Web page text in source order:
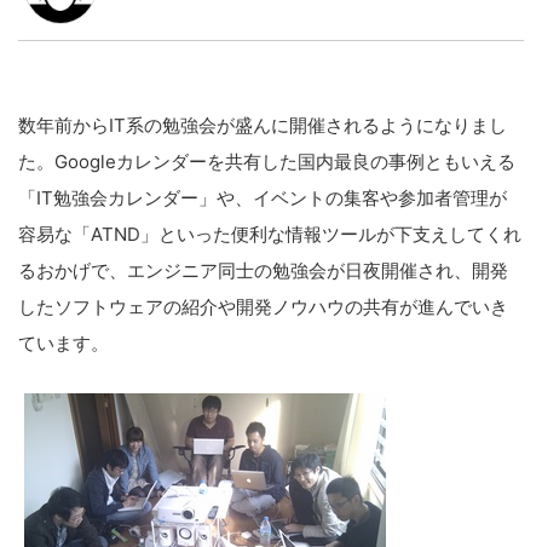
数年前からIT系の勉強会が盛んに開催されるようになりまし
た。Googleカレンダーを共有した国内最良の事例ともいえる
「IT勉強会カレンダー」や、イベントの集客や参加者管理が
容易な「ATND」といった便利な情報ツールが下支えしてくれ
るおかげで、エンジニア同士の勉強会が日夜開催され、開発
したソフトウェアの紹介や開発ノウハウの共有が進んでいき
ています。
Drone
投資家登録
Block Data Bank